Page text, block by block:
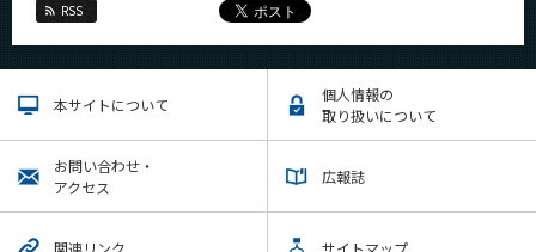
RSS
本サイトについて
個人情報の
取り扱いについて
お問い合わせ・
アクセス
広報誌
関連リンク サイトマップ